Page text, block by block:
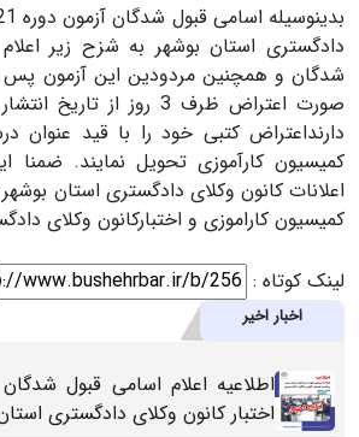
دادگستری استان بوشهر به شزح زیر
شدگان و همچنین مردودین این آزمون پس
صورت اعتراض ظرف 3 روز از
دارنداعتراض کتبی خود را با قید عنوان
کمیسیون کارآموزی تحویل نمایند. ضمنا
اعلانات کانون وکلای دادگستری استان
کمیسیون کاراموزی و اختبارکانون وکلای
لینک کوتاه :
اخبار اخیر
اطلاعیه اعلام اسامی قبول
اختبار کانون وکلای دادگستری